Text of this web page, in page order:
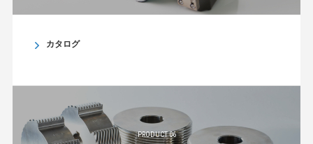
カタログ
PRODUCT 06